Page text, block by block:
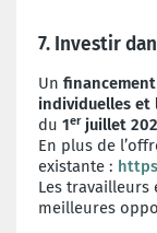
7. Investir
Un
individuelles et
du 1erjuillet
En plus de
existante :
Les
meilleures